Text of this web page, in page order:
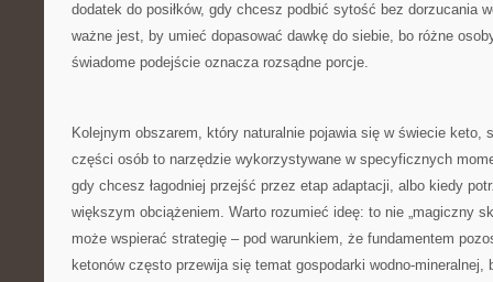
dodatek do posiłków, gdy chcesz podbić sytość bez dorzucania
ważne jest, by umieć dopasować dawkę do siebie, bo różne
świadome podejście oznacza rozsądne porcje.
Kolejnym obszarem, który naturalnie pojawia się w świecie keto,
części osób to narzędzie wykorzystywane w specyficznych
gdy chcesz łagodniej przejść przez etap adaptacji, albo kiedy
większym obciążeniem. Warto rozumieć ideę: to nie „magiczny
może wspierać strategię – pod warunkiem, że fundamentem
ketonów często przewija się temat gospodarki wodno-mineralnej,